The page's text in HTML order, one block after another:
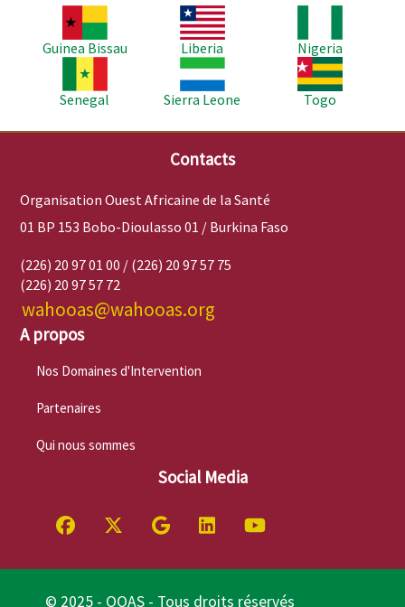
Image
Guinea Bissau
Image
Liberia
Nigeria
Senegal
Image
Sierra Leone
Image
Togo
Contacts
Organisation Ouest Africaine de la Santé
01 BP 153 Bobo-Dioulasso 01 / Burkina Faso
(226) 20 97 01 00 / (226) 20 97 57 75
(226) 20 97 57 72
wahooas@wahooas.org
A propos
Nos Domaines d'Intervention
Partenaires
Qui nous sommes
Social Media
© 2025 - OOAS - Tous droits réservés